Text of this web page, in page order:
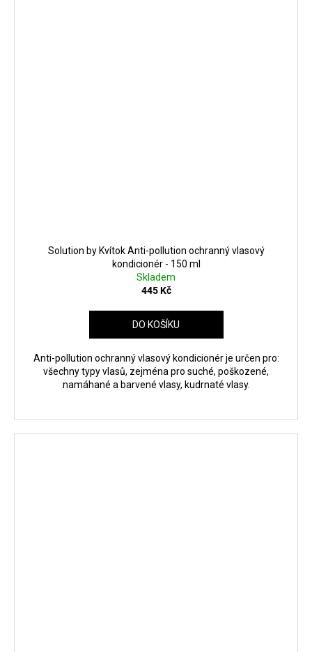
Solution by Kvítok Anti-pollution ochranný vlasový
kondicionér - 150 ml
Skladem
445 Kč
DO KOŠÍKU
Anti-pollution ochranný vlasový kondicionér je určen pro:
všechny typy vlasů, zejména pro suché, poškozené,
namáhané a barvené vlasy, kudrnaté vlasy.